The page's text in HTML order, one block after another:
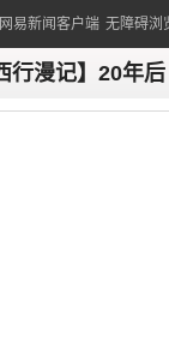
易新闻客户端 无障碍浏
行漫记】20年